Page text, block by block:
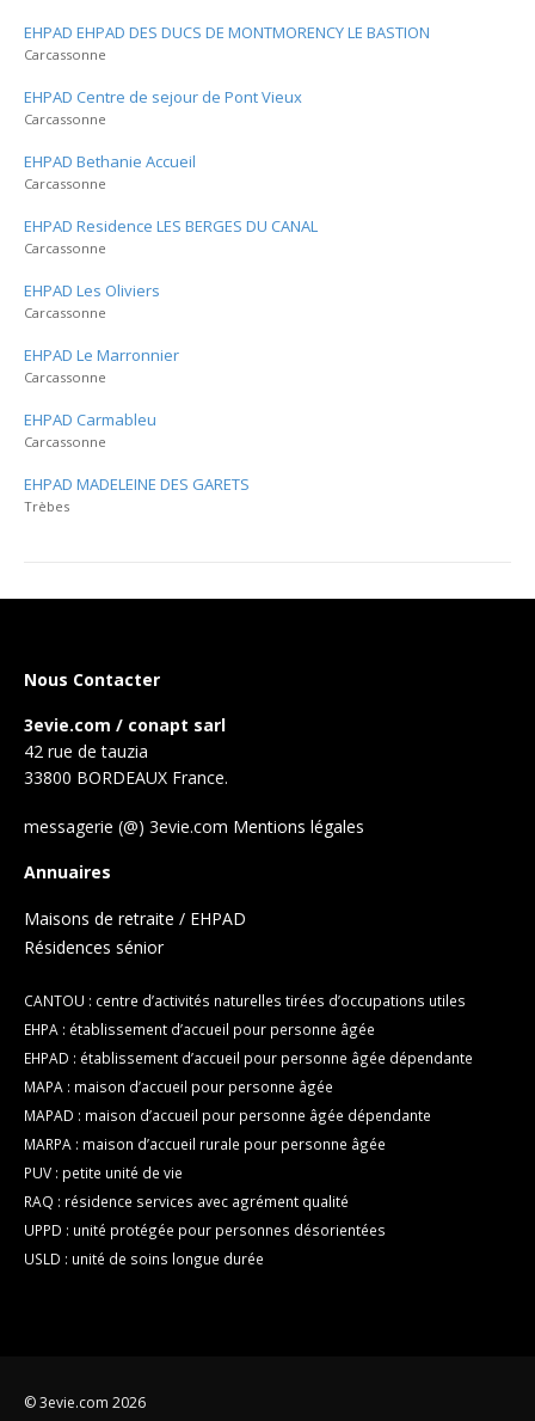
EHPAD EHPAD DES DUCS DE MONTMORENCY LE BASTION
Carcassonne
EHPAD Centre de sejour de Pont Vieux
Carcassonne
EHPAD Bethanie Accueil
Carcassonne
EHPAD Residence LES BERGES DU CANAL
Carcassonne
EHPAD Les Oliviers
Carcassonne
EHPAD Le Marronnier
Carcassonne
EHPAD Carmableu
Carcassonne
EHPAD MADELEINE DES GARETS
Trèbes
Nous Contacter
3evie.com / conapt sarl
42 rue de tauzia
33800 BORDEAUX France.
messagerie (@) 3evie.com Mentions légales
Annuaires
Maisons de retraite / EHPAD
Résidences sénior
CANTOU : centre d’activités naturelles tirées d’occupations utiles
EHPA : établissement d’accueil pour personne âgée
EHPAD : établissement d’accueil pour personne âgée dépendante
MAPA : maison d’accueil pour personne âgée
MAPAD : maison d’accueil pour personne âgée dépendante
MARPA : maison d’accueil rurale pour personne âgée
PUV : petite unité de vie
RAQ : résidence services avec agrément qualité
UPPD : unité protégée pour personnes désorientées
USLD : unité de soins longue durée
© 3evie.com 2026